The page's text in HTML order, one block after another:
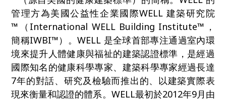
管理方為美國公益性企業國際WELL 建築研究院
™（International WELL Building Institute™，
簡稱IWBI™）。WELL 是全球首部專注通過室內環
境來提升人體健康與福祉的建築認證標準，是經過
國際知名的健康科學專家、建築科學專家經過長達
7年的對話、研究及檢驗而推出的、以建築實際表
現來衡量和認證的體系。WELL最初於2012年9月由